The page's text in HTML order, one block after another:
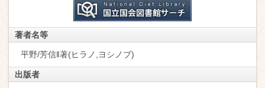
著者名等
平野/芳信‖著(ヒラノ,ヨシノブ)
出版者